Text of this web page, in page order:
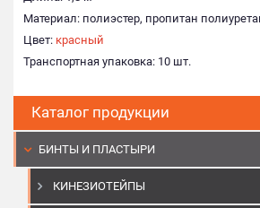
Каталог продукции
БИНТЫ И ПЛАСТЫРИ
КИНЕЗИОТЕЙПЫ
Материал: полиэстер, пропитан
Цвет: красный
Транспортная упаковка: 10 шт.